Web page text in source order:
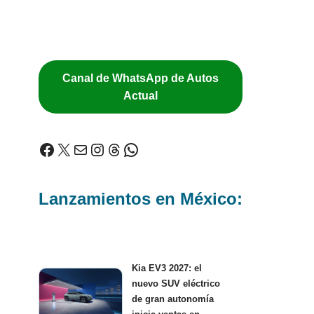
Canal de WhatsApp de Autos
Actual
Lanzamientos en México:
Kia EV3 2027: el
nuevo SUV eléctrico
de gran autonomía